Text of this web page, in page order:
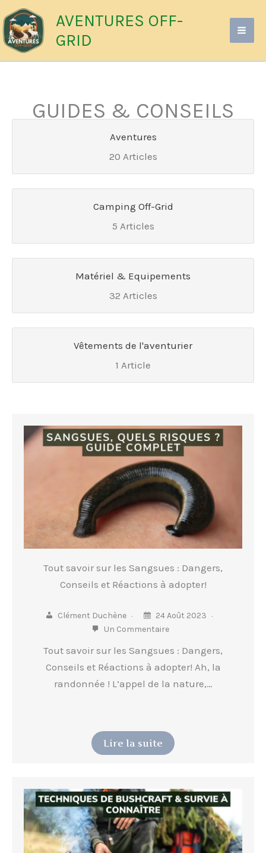
Aller
au
contenu
AVENTURES OFF-
GRID
GUIDES & CONSEILS
Aventures
20 Articles
Camping Off-Grid
5 Articles
Matériel & Equipements
32 Articles
Vêtements de l'aventurier
1 Article
Tout savoir sur les Sangsues : Dangers,
Conseils et Réactions à adopter!
Clément Duchène
24 Août 2023
Un Commentaire
Tout savoir sur les Sangsues : Dangers,
Conseils et Réactions à adopter! Ah, la
randonnée ! L’appel de la nature,…
Lire la suite